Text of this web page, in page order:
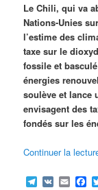
Le Chili, qui va
Nations-Unies
l’estime des
taxe sur le
fossile et
énergies
soulève et lance
envisagent des
fondés sur les
Continuer la
Telegram
VK Email